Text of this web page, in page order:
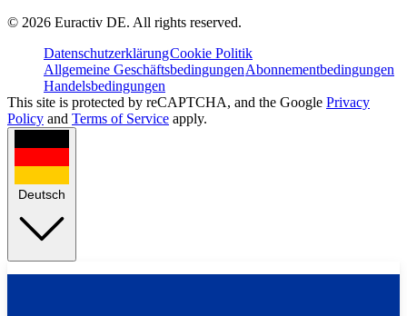
© 2026 Euractiv DE. All rights reserved.
DatenschutzerklärungCookie Politik
Allgemeine GeschäftsbedingungenAbonnementbedingungen
Handelsbedingungen
This site is protected by reCAPTCHA, and the Google Privacy
Policy and Terms of Service apply.
Deutsch